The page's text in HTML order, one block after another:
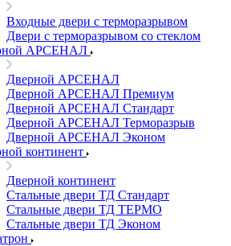
Входные двери с терморазрывом
Двери с терморазрывом со стеклом
АРСЕНАЛ
Дверной АРСЕНАЛ
Дверной АРСЕНАЛ Премиум
Дверной АРСЕНАЛ Стандарт
Дверной АРСЕНАЛ Терморазрыв
Дверной АРСЕНАЛ Эконом
континент
Дверной континент
Стальные двери ТД Стандарт
Стальные двери ТД ТЕРМО
Стальные двери ТД Эконом